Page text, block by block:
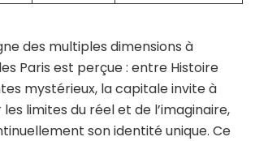
des multiples dimensions à
Paris est perçue : entre Histoire
mystérieux, la capitale invite à
limites du réel et de l’imaginaire,
son identité unique. Ce